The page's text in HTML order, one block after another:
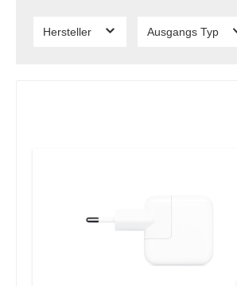
Hersteller Ausgangs Typ